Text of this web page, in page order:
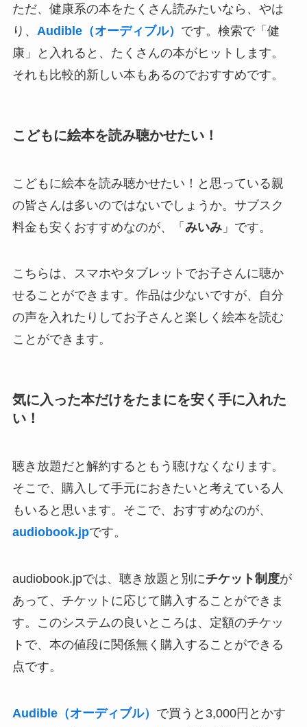
ただ、健康系の本をたくさん読みたいなら、やは
り、 Audible（オーディブル） です。検索で「健
康」と入れると、たくさんの本がヒットします。
それも比較的新しい本もあるのでおすすめです。
こどもに絵本を読み聴かせたい！
こどもに絵本を読み聴かせたい！と思っている親
の皆さんは多いのではないでしょうか。サブスク
料金も安くおすすめなのが、「 みいみ」です。
こちらは、スマホやタブレットでお子さんに聴か
せることができます。作品は少ないですが、自分
の声を入れたりしてお子さんと楽しく絵本を読む
ことができます。
気に入った本だけをたまにを安く手に入れた
い！
聴き放題だと解約するともう聴けなくなります。
そこで、購入して手元におきたいと考えている人
もいると思います。そこで、おすすめなのが、
audiobook.jpです。
audiobook.jpでは、聴き放題と別にチケット制度が
あって、チケットに応じて購入することができま
す。このシステムの良いところは、定額のチケッ
トで、本の値段に関係無く購入することができる
点です。
Audible（オーディブル） で買うと3,000円とかす